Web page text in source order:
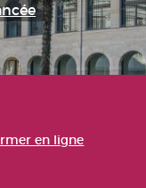
en ligne